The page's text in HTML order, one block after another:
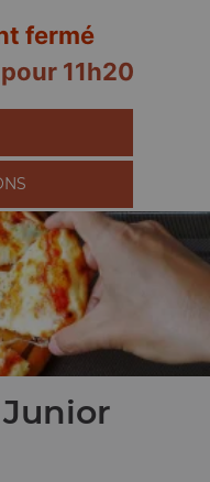
fermé
11h20
Junior